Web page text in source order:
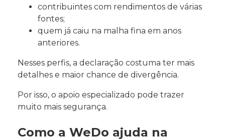
contribuintes com rendimentos de várias
fontes;
quem já caiu na malha fina em anos
anteriores.
Nesses perfis, a declaração costuma ter mais
detalhes e maior chance de divergência.
Por isso, o apoio especializado pode trazer
muito mais segurança.
Como a WeDo ajuda na